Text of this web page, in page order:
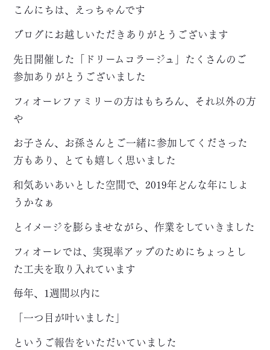
こんにちは、えっちゃんです
ブログにお越しいただきありがとうございます
先日開催した「ドリームコラージュ」たくさんのご
参加ありがとうございました
フィオーレファミリーの方はもちろん、それ以外の方
や
お子さん、お孫さんとご一緒に参加してくださった
方もあり、とても嬉しく思いました
和気あいあいとした空間で、2019年どんな年にしよ
うかなぁ
とイメージを膨らませながら、作業をしていきました
フィオーレでは、実現率アップのためにちょっとし
た工夫を取り入れています
毎年、1週間以内に
「一つ目が叶いました」
というご報告をいただいていました